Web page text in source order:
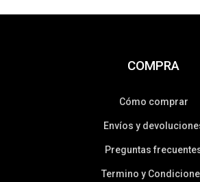
COMPRA
Cómo comprar
Envíos y
Preguntas
Termino y